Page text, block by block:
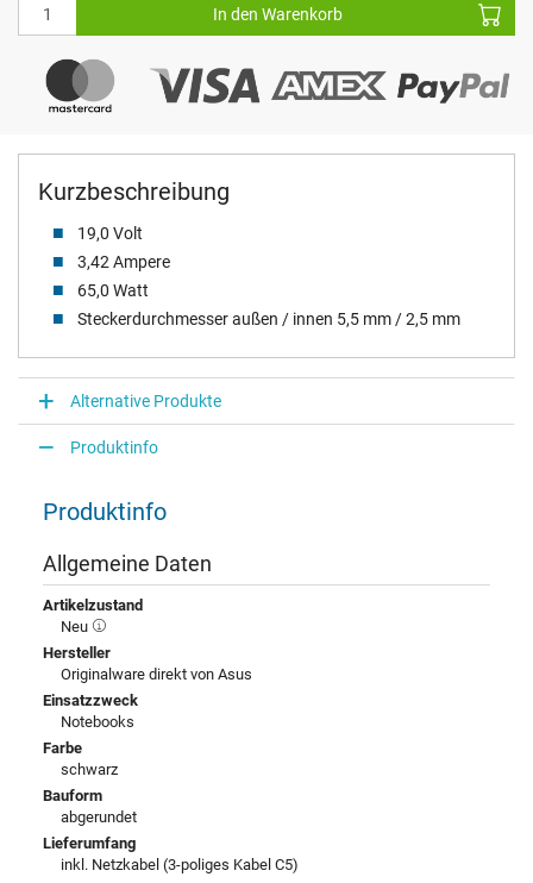
Kurzbeschreibung
19,0 Volt
3,42 Ampere
65,0 Watt
Steckerdurchmesser außen / innen 5,5 mm / 2,5 mm
In den Warenkorb
Alternative Produkte
Produktinfo
Produktinfo
Allgemeine Daten
Artikelzustand
Neu
Hersteller
Originalware direkt von Asus
Einsatzzweck
Notebooks
Farbe
schwarz
Bauform
abgerundet
Lieferumfang
inkl. Netzkabel (3-poliges Kabel C5)